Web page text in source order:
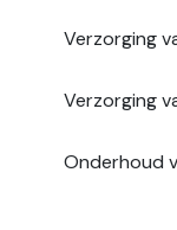
Verzorging
Verzorging
Onderhoud